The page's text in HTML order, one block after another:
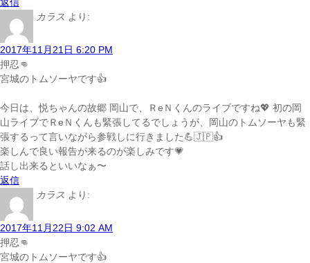
カラス より:
2017年11月21日 6:20 PM
押忍👊
宮城のトムソーヤです👍
今日は、悦ちゃんの故郷 岡山で、ＲeＮくんのライブですね💖 初の岡
山ライブでＲeＮくんも緊張してるでしょうが、岡山のトムソーヤも緊
張するって言いながら参戦しに行きました💪🇯🇵👍
楽しんで良い報告が来るのが楽しみです💗
話し出来るといいなぁ〜
返信
カラス より:
2017年11月22日 9:02 AM
押忍👊
宮城のトムソーヤです👍